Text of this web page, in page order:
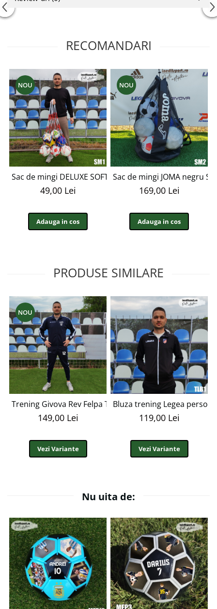
RECOMANDARI
NOU
Sac de mingi DELUXE SOFTEE alb-rosu SM1
49,00 Lei
Adauga in cos
NOU
Sac de mingi JOMA negru
169,00 Lei
Adauga in cos
PRODUSE SIMILARE
NOU
Trening Givova Rev Felpa TGRI
149,00 Lei
Vezi Variante
Bluza trening Legea
119,00 Lei
Vezi Variante
Nu uita de: